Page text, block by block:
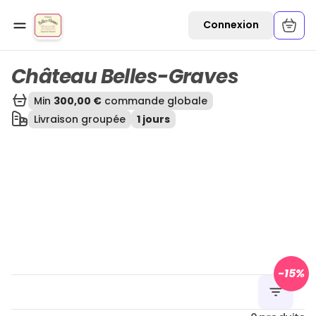
Connexion
Ouvrir une commande
Château Belles-Graves
Min 300,00 € commande globale
Livraison groupée
1 jours
-15%